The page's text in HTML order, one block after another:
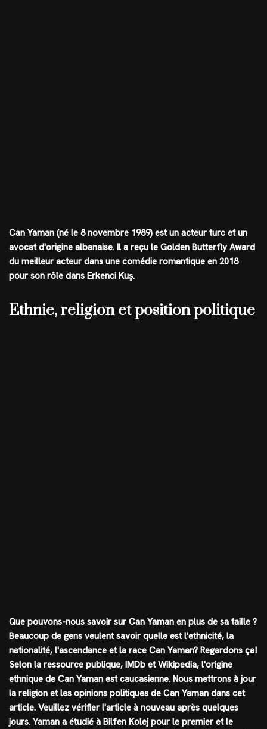
Can Yaman (né le 8 novembre 1989) est un acteur turc et un
avocat d'origine albanaise. Il a reçu le Golden Butterfly Award
du meilleur acteur dans une comédie romantique en 2018
pour son rôle dans Erkenci Kuş.
Ethnie, religion et position politique
Que pouvons-nous savoir sur Can Yaman en plus de sa taille ?
Beaucoup de gens veulent savoir quelle est l'ethnicité, la
nationalité, l'ascendance et la race Can Yaman? Regardons ça!
Selon la ressource publique, IMDb et Wikipedia, l'origine
ethnique de Can Yaman est caucasienne. Nous mettrons à jour
la religion et les opinions politiques de Can Yaman dans cet
article. Veuillez vérifier l'article à nouveau après quelques
jours. Yaman a étudié à Bilfen Kolej pour le premier et le